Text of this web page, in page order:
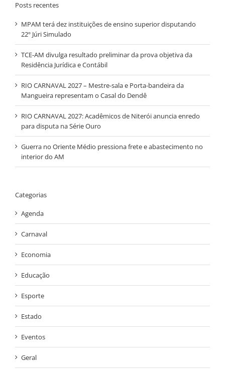
Posts recentes
MPAM terá dez instituições de ensino superior disputando
22º Júri Simulado
TCE-AM divulga resultado preliminar da prova objetiva da
Residência Jurídica e Contábil
RIO CARNAVAL 2027 – Mestre-sala e Porta-bandeira da
Mangueira representam o Casal do Dendê
RIO CARNAVAL 2027: Acadêmicos de Niterói anuncia enredo
para disputa na Série Ouro
Guerra no Oriente Médio pressiona frete e abastecimento no
interior do AM
Categorias
Agenda
Carnaval
Economia
Educação
Esporte
Estado
Eventos
Geral